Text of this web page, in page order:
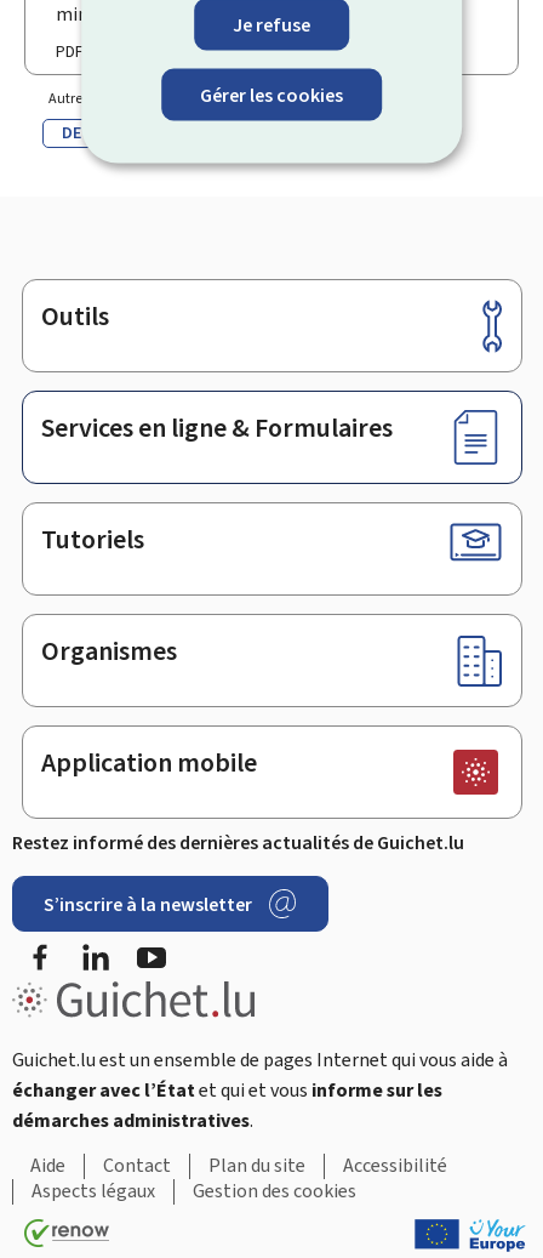
Je refuse
Gérer les cookies
minimum garanti
PDF
Autre(s) langue(s)
DE
Pied
de
page
Outils
Services en ligne & Formulaires
Tutoriels
Organismes
Application mobile
Restez informé des dernières actualités de Guichet.lu
S’inscrire à la newsletter
FacebookLinkedIn
Guichet.lu est un ensemble de pages Internet qui vous aide à
échanger avec l’Étatet qui et vous informe sur les
démarches administratives.
Aide
Contact Plan du site
Accessibilité
Aspects légaux
Gestion des cookies